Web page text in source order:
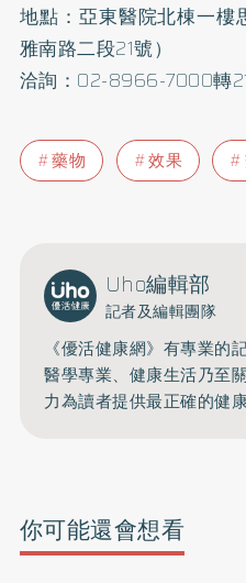
地點：亞東醫院北棟一
雅南路二段21號）
洽詢：02-8966-7000轉
藥物 效果
Uho編輯部
記者及編輯團隊
《優活健康網》有專業的
醫學專業、健康生活乃至
力為讀者提供最正確的健
你可能還會想看